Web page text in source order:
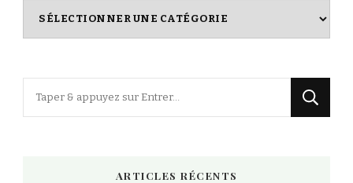
Index
ARTICLES RÉCENTS